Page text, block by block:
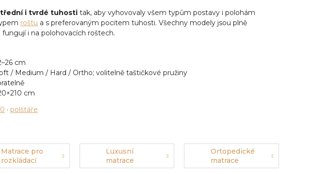
i tvrdé tuhosti tak, aby vyhovovaly všem typům postavy i polohám
roštu a s preferovaným pocitem tuhosti. Všechny modely jsou plně
fungují i na polohovacích roštech.
cm
/ Medium / Hard / Ortho; volitelně taštičkové pružiny
cm
· polštáře
Matrace pro
rozkládací
postele
Luxusní
matrace
Ortopedické
matrace